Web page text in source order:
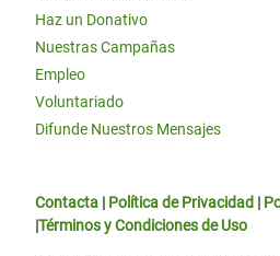
Haz un Donativo
Nuestras Campañas
Empleo
Voluntariado
Difunde Nuestros Mensajes
Contacta | Política de Privacidad |
|Términos y Condiciones de Uso